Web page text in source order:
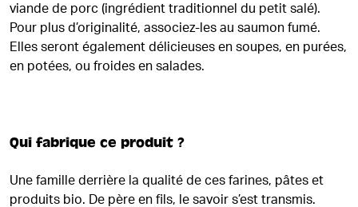
viande de porc (ingrédient traditionnel du petit salé).
Pour plus d’originalité, associez-les au saumon fumé.
Elles seront également délicieuses en soupes, en purées,
en potées, ou froides en salades.
Qui fabrique ce produit ?
Une famille derrière la qualité de ces farines, pâtes et
produits bio. De père en fils, le savoir s’est transmis.